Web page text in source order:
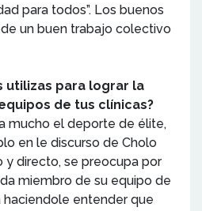
para todos”. Los buenos
un buen trabajo colectivo
utilizas para lograr la
de tus clínicas?
mucho el deporte de élite,
en le discurso de Cholo
y directo, se preocupa por
miembro de su equipo de
entender que